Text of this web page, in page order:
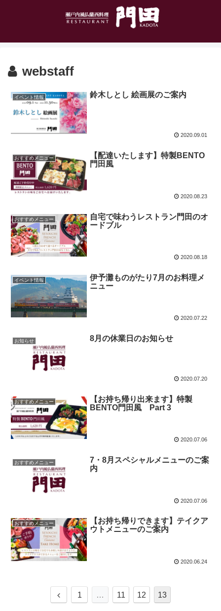
webstaff
イベント情報 鈴木しとし 絵画展のご案内
2020.09.01
おすすめメニュー
【配達いたします】特製BENTO
門田風
2020.08.23
おすすめメニュー
自宅で味わうレストラン門田のオ
ードブル
2020.08.18
イベント情報
伊予灘ものがたり7月のお料理メ
ニュー
2020.07.22
お知らせ 8月の休業日のお知らせ
2020.07.20
おすすめメニュー
【お持ち帰り出来ます】特製
BENTO門田風 Part 3
2020.07.06
おすすめメニュー
7・8月スペシャルメニューのご案
内
2020.07.06
おすすめメニュー
【お持ち帰りできます】テイクア
ウトメニューのご案内
2020.06.24
1 … 11 12 13